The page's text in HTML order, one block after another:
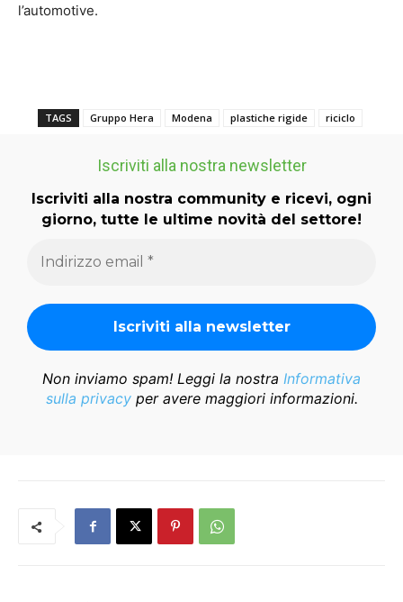
l’automotive.
TAGS Gruppo Hera Modena plastiche rigide riciclo
Iscriviti alla nostra newsletter
Iscriviti alla nostra community e ricevi, ogni
giorno, tutte le ultime novità del settore!
Non inviamo spam! Leggi la nostra Informativa
sulla privacyper avere maggiori informazioni.